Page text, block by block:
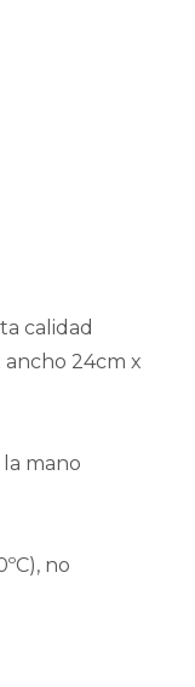
calidad
ancho 24cm x
la mano
no